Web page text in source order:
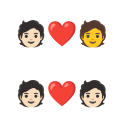
🧑🏻‍❤️‍🧑
🧑🏻‍❤️‍🧑🏻